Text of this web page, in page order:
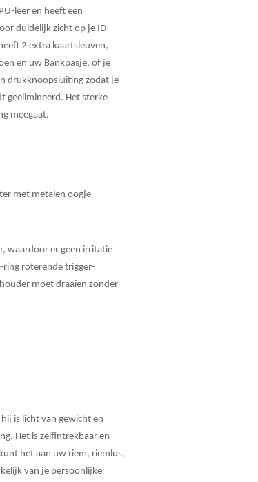
leer en heeft een
duidelijk zicht op je ID-
2 extra kaartsleuven,
en uw Bankpasje, of je
drukknoopsluiting zodat je
geëlimineerd. Het sterke
meegaat.
met metalen oogje
waardoor er geen irritatie
ring roterende trigger-
moet draaien zonder
is licht van gewicht en
Het is zelfintrekbaar en
het aan uw riem, riemlus,
van je persoonlijke